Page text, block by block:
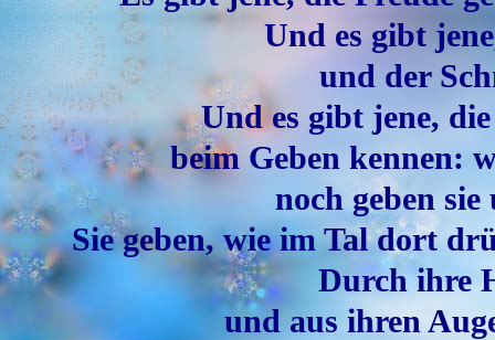
Und es gibt
und der
Und es gibt jene,
beim Geben kennen:
noch geben
Sie geben, wie im Tal dort
Durch ihre
und aus ihren